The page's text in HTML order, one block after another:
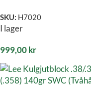
SKU: H7020
I lager
999,00kr